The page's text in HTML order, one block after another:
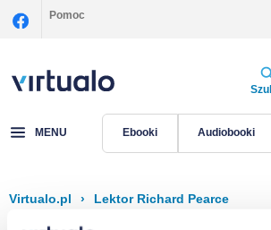
Pomoc
MENU Ebooki Audiobooki
Virtualo.pl › Lektor Richard Pearce